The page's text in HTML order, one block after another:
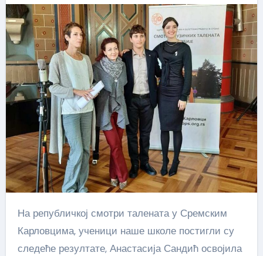
На републичкој смотри талената у Сремским
Карловцима, ученици наше школе постигли су
следеће резултате, Анастасија Сандић освојила